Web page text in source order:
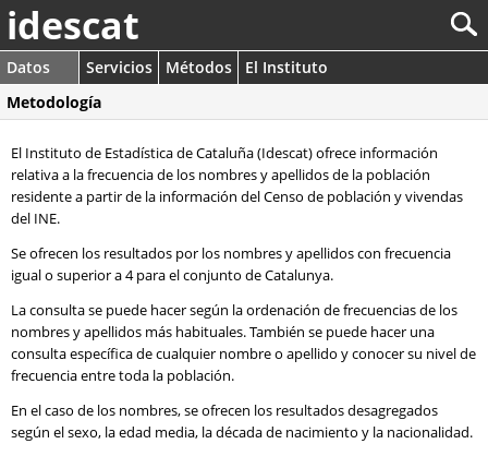
idescat
Datos Servicios Métodos
El Instituto
Metodología
El Instituto de Estadística de Cataluña (Idescat) ofrece información
relativa a la frecuencia de los nombres y apellidos de la población
residente a partir de la información del Censo de población y vivendas
del INE.
Se ofrecen los resultados por los nombres y apellidos con frecuencia
igual o superior a 4 para el conjunto de Catalunya.
La consulta se puede hacer según la ordenación de frecuencias de los
nombres y apellidos más habituales. También se puede hacer una
consulta específica de cualquier nombre o apellido y conocer su nivel de
frecuencia entre toda la población.
En el caso de los nombres, se ofrecen los resultados desagregados
según el sexo, la edad media, la década de nacimiento y la nacionalidad.